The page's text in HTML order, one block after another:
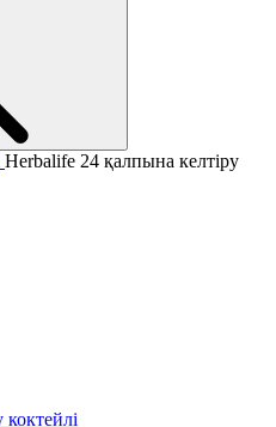
Herbalife 24 қалпына келтіру